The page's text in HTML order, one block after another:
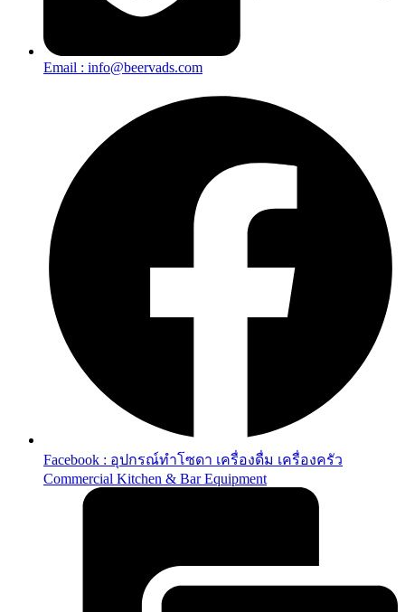
Email : info@beervads.com
Facebook : อุปกรณ์ทำโซดา เครื่องดื่ม เครื่องครัว
Commercial Kitchen & Bar Equipment